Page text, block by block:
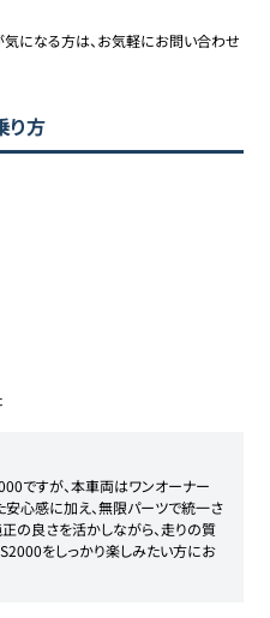
になる方は、お気軽にお問い合わせ
り方
ですが、本車両はワンオーナー
心感に加え、無限パーツで統一さ
の良さを活かしながら、走りの質
をしっかり楽しみたい方にお